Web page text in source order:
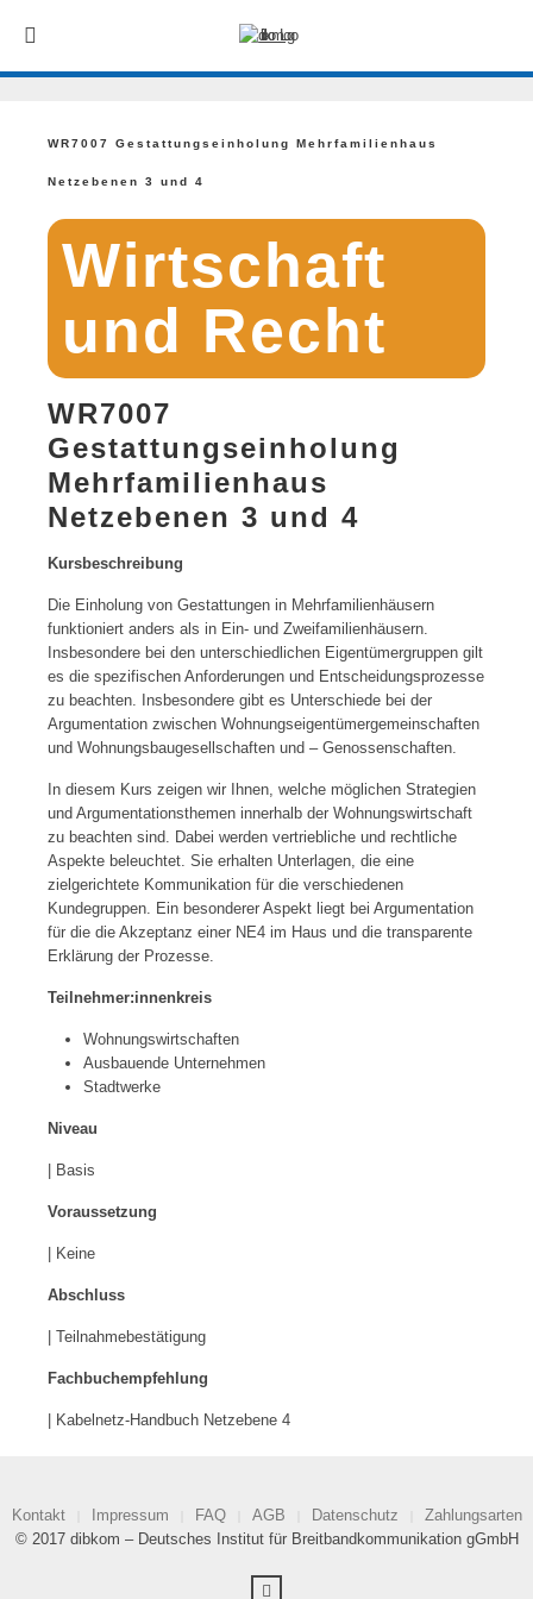
WR7007 Gestattungseinholung Mehrfamilienhaus
Netzebenen 3 und 4
Wirtschaft
und Recht
WR7007
Gestattungseinholung
Mehrfamilienhaus
Netzebenen 3 und 4
Kursbeschreibung
Die Einholung von Gestattungen in Mehrfamilienhäusern
funktioniert anders als in Ein- und Zweifamilienhäusern.
Insbesondere bei den unterschiedlichen Eigentümergruppen gilt
es die spezifischen Anforderungen und Entscheidungsprozesse
zu beachten. Insbesondere gibt es Unterschiede bei der
Argumentation zwischen Wohnungseigentümergemeinschaften
und Wohnungsbaugesellschaften und – Genossenschaften.
In diesem Kurs zeigen wir Ihnen, welche möglichen Strategien
und Argumentationsthemen innerhalb der Wohnungswirtschaft
zu beachten sind. Dabei werden vertriebliche und rechtliche
Aspekte beleuchtet. Sie erhalten Unterlagen, die eine
zielgerichtete Kommunikation für die verschiedenen
Kundegruppen. Ein besonderer Aspekt liegt bei Argumentation
für die die Akzeptanz einer NE4 im Haus und die transparente
Erklärung der Prozesse.
Teilnehmer:innenkreis
Wohnungswirtschaften
Ausbauende Unternehmen
Stadtwerke
Niveau
| Basis
Voraussetzung
| Keine
Abschluss
| Teilnahmebestätigung
Fachbuchempfehlung
| Kabelnetz-Handbuch Netzebene 4
Kontakt Impressum FAQ AGB Datenschutz
Zahlungsarten
© 2017 dibkom – Deutsches Institut für Breitbandkommunikation gGmbH